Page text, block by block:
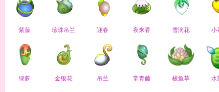
紫藤 珍珠吊兰 迎春 夜来香 雪滴花 小
绿萝 金银花 吊兰 常青藤 梭鱼草 水